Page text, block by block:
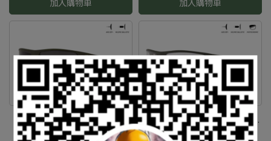
Gatorz - Magnum 抗彈眼鏡
(GZ-01-202) 墨色鏡片帶防霧
功能
NT$9,720
Gatorz - Magnum 抗彈眼鏡
(GZ-01-205) Inferno變色鏡片
帶防霧功能
NT$11,340